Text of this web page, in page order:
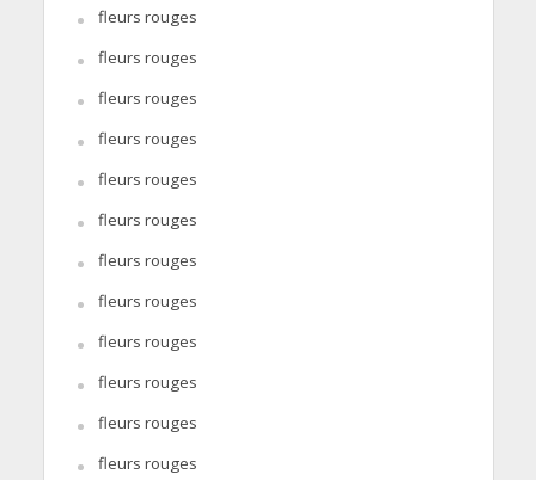
fleurs rouges
fleurs rouges
fleurs rouges
fleurs rouges
fleurs rouges
fleurs rouges
fleurs rouges
fleurs rouges
fleurs rouges
fleurs rouges
fleurs rouges
fleurs rouges